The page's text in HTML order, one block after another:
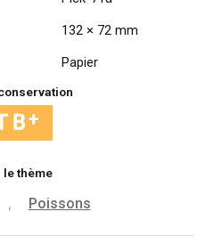
132 × 72 mm
Papier
le thème
, Poissons